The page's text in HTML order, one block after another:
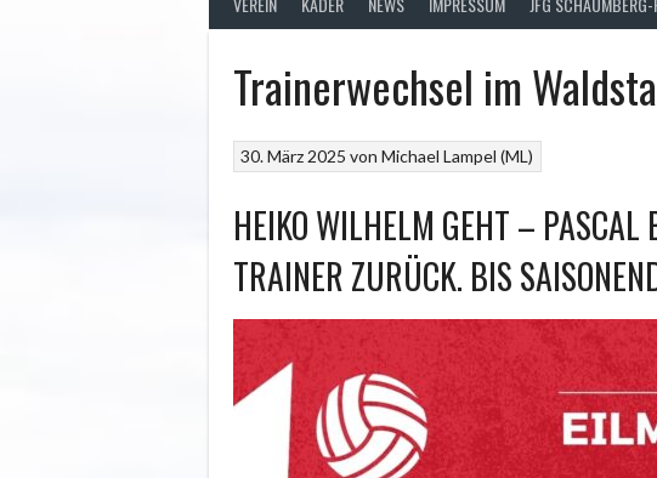
Trainerwechsel im
30. März 2025 vonMichael Lampel (ML)
HEIKO WILHELM GEHT – PASCAL
TRAINER ZURÜCK. BIS